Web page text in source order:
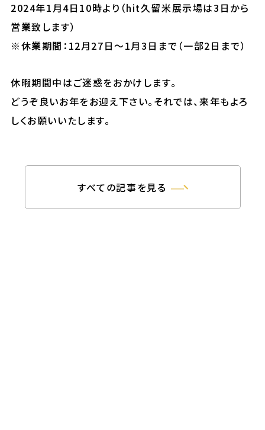
2024年1月4日10時より（hit久留米展示場は3日から
営業致します）
※休業期間：12月27日～1月3日まで（一部2日まで）
休暇期間中はご迷惑をおかけします。
どうぞ良いお年をお迎え下さい。それでは、来年もよろ
しくお願いいたします。
すべての記事を見る